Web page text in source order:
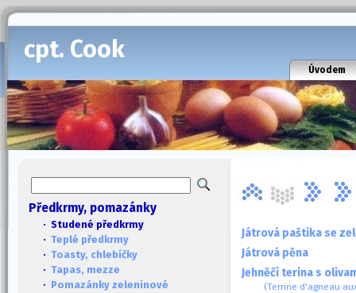
cpt. Cook
Úvodem
Předkrmy, pomazánky
· Studené předkrmy
· Teplé předkrmy
· Toasty, chlebíčky
· Tapas, mezze
· Pomazánky zeleninové
Játrová paštika se
Játrová pěna
Jehněčí terina s
(Terrine d'agneau